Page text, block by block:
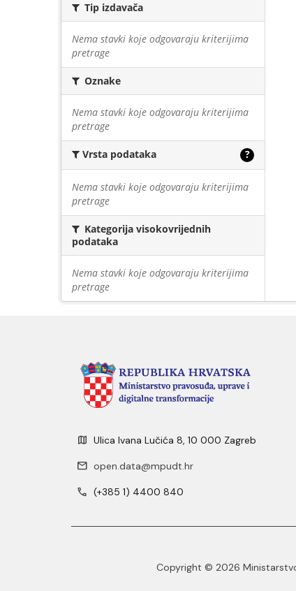
Tip izdavača
Nema stavki koje odgovaraju kriterijima
pretrage
Oznake
Nema stavki koje odgovaraju kriterijima
pretrage
Vrsta podataka ?
Nema stavki koje odgovaraju kriterijima
pretrage
Kategorija visokovrijednih
podataka
Nema stavki koje odgovaraju kriterijima
pretrage